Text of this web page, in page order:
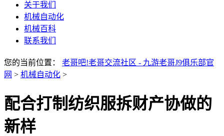
关于我们
机械自动化
机械百科
联系我们
您的当前位置： 老哥吧!老哥交流社区 - 九游老哥J9俱乐部官
网 > 机械自动化 >
配合打制纺织服拆财产协做的
新样